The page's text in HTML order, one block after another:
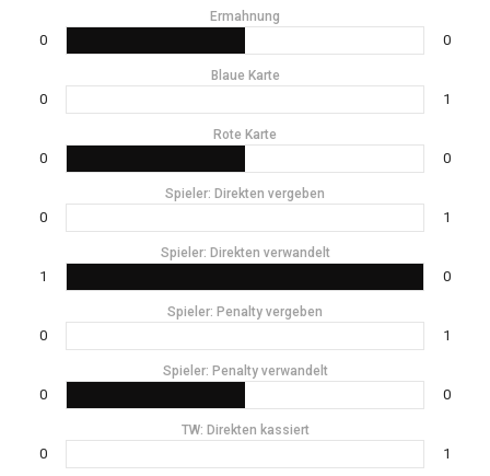
Ermahnung
0 0
Blaue Karte
0 1
Rote Karte
0 0
Spieler: Direkten vergeben
0 1
Spieler: Direkten verwandelt
1 0
Spieler: Penalty vergeben
0 1
Spieler: Penalty verwandelt
0 0
TW: Direkten kassiert
0 1